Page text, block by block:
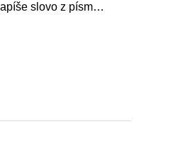
slovo z písmen